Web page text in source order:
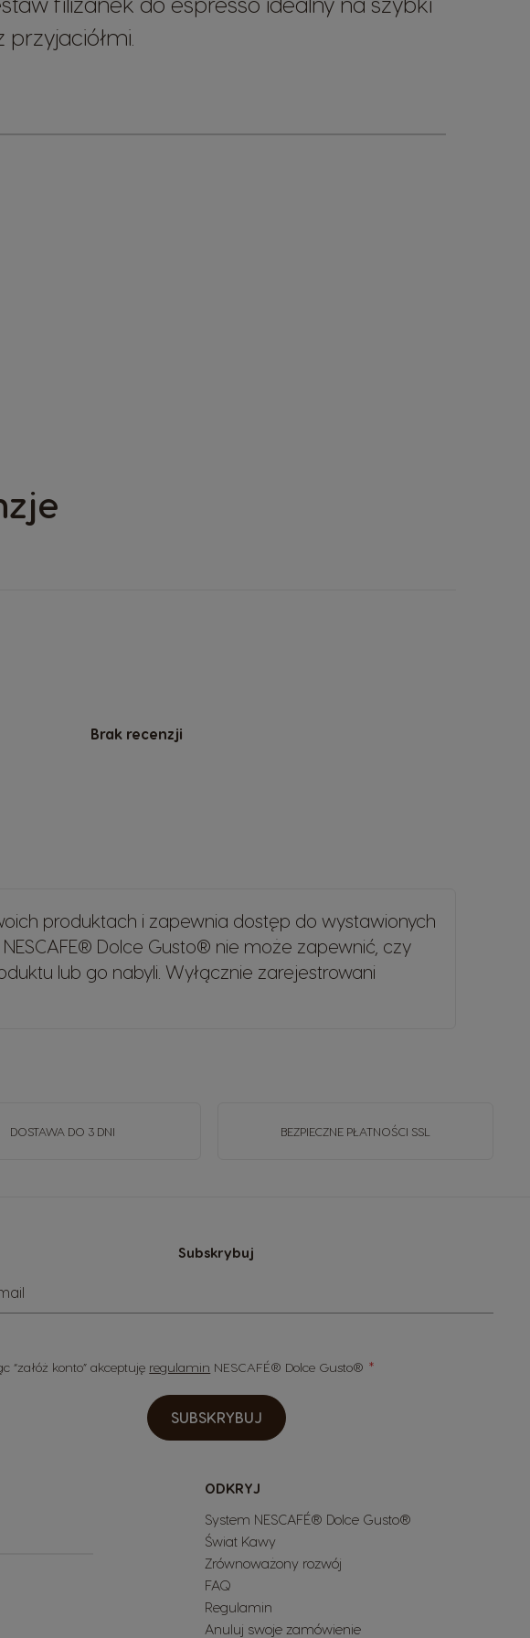
Brak recenzji
produktach i zapewnia dostęp do wystawionych
Dolce Gusto® nie może zapewnić, czy
lub go nabyli. Wyłącznie zarejestrowani
DOSTAWA DO 3 DNI BEZPIECZNE PŁATNOŚCI SSL
Subskrybuj
“załóż konto” akceptuję regulamin NESCAFÉ® Dolce Gusto®
SUBSKRYBUJ
ODKRYJ
System NESCAFÉ® Dolce Gusto®
Świat Kawy
Zrównoważony rozwój
FAQ
Regulamin
Anuluj swoje zamówienie